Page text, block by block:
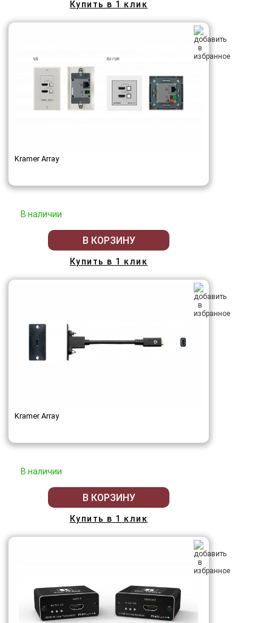
Купить в 1 клик
Kramer Array
В наличии
В КОРЗИНУ
Купить в 1 клик
Kramer Array
В наличии
В КОРЗИНУ
Купить в 1 клик